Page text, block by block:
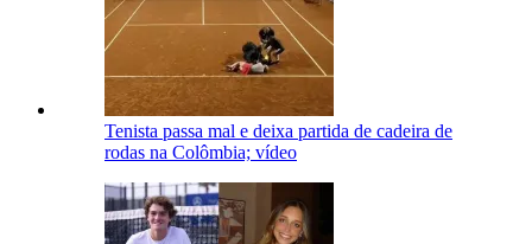
Tenista passa mal e deixa partida de cadeira de
rodas na Colômbia; vídeo